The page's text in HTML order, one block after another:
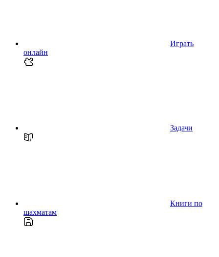
Играть
онлайн
Задачи
Книги по
шахматам